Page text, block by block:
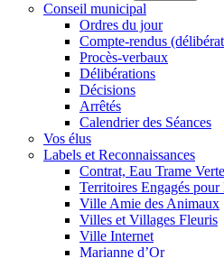
Conseil municipal
Ordres du jour
Compte-rendus
Procès-verbaux
Délibérations
Décisions
Arrêtés
Calendrier des Séances
Vos élus
Labels et Reconnaissances
Contrat, Eau Trame
Territoires Engagés pour
Ville Amie des Animaux
Villes et Villages Fleuris
Ville Internet
Marianne d’Or